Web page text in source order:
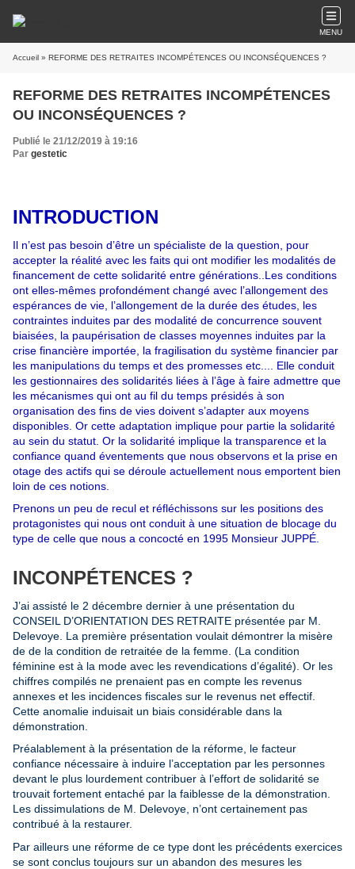
MENU
Accueil » REFORME DES RETRAITES INCOMPÉTENCES OU INCONSÉQUENCES ?
REFORME DES RETRAITES INCOMPÉTENCES
OU INCONSÉQUENCES ?
Publié le 21/12/2019 à 19:16
Par gestetic
INTRODUCTION
Il n’est pas besoin d’être un spécialiste de la question, pour
accepter la réalité avec les faits qui ont modifier les modalités de
financement de cette solidarité entre générations..Les conditions
ont elles-mêmes profondément changé avec l’allongement des
espérances de vie, l’allongement de la durée des études, les
contraintes induites par des modalité de concurrence souvent
biaisées, la paupérisation de classes moyennes induites par la
crise financière importée, la fragilisation du système financier par
les manipulations du temps et des promesses etc.... Elle conduit
les gestionnaires des solidarités liées à l’âge à faire admettre que
les mécanismes qui ont au fil du temps présidés à son
organisation des fins de vies doivent s’adapter aux moyens
disponibles. Or cette adaptation implique pour partie la solidarité
au sein du statut. Or la solidarité implique la transparence et la
confiance quand éventements que nous observons et la prise en
otage des actifs qui se déroule actuellement nous emportent bien
loin de ces notions.
Prenons un peu de recul et réfléchissons sur les positions des
protagonistes qui nous ont conduit à une situation de blocage du
type de celle que nous a concocté en 1995 Monsieur JUPPÉ.
INCONPÉTENCES ?
J’ai assisté le 2 décembre dernier à une présentation du
CONSEIL D’ORIENTATION DES RETRAITE présentée par M.
Delevoye. La première présentation voulait démontrer la misère
de de la condition de retraitée de la femme. (La condition
féminine est à la mode avec les revendications d’égalité). Or les
chiffres compilés ne prenaient pas en compte les revenus
annexes et les incidences fiscales sur le revenus net effectif.
Cette anomalie induisait un biais considérable dans la
démonstration.
Préalablement à la présentation de la réforme, le facteur
confiance nécessaire à induire l’acceptation par les personnes
devant le plus lourdement contribuer à l’effort de solidarité se
trouvait fortement entaché par la faiblesse de la démonstration.
Les dissimulations de M. Delevoye, n’ont certainement pas
contribué à la restaurer.
Par ailleurs une réforme de ce type dont les précédents exercices
se sont conclus toujours sur un abandon des mesures les